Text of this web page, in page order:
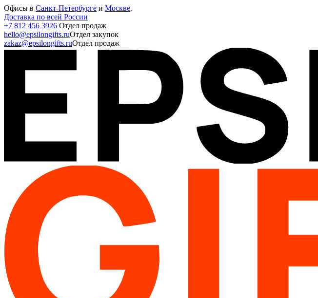
Офисы в Санкт-Петербурге и Москве.
Доставка по всей России
+7 812 456 3926 Отдел продаж
hello@epsilongifts.ruОтдел закупок
zakaz@epsilongifts.ruОтдел продаж